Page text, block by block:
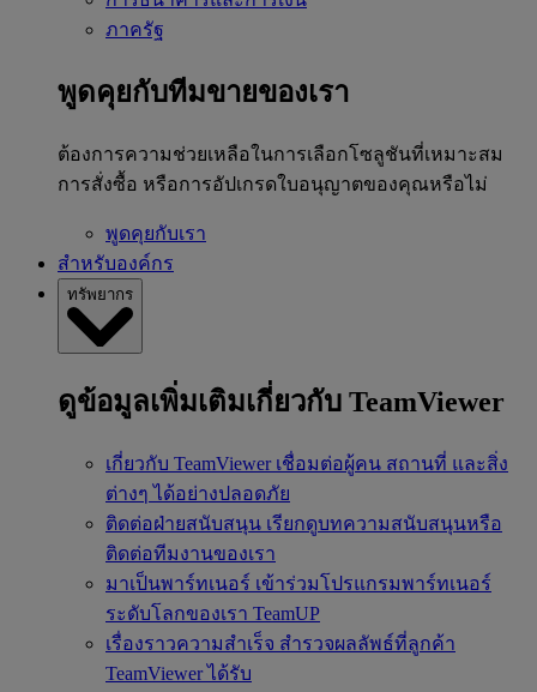
ภาครัฐ
พูดคุยกับทีมขายของเรา
ต้องการความช่วยเหลือในการเลือกโซลูชันที่เหมาะสม
การสั่งซื้อ หรือการอัปเกรดใบอนุญาตของคุณหรือไม่
พูดคุยกับเรา
สำหรับองค์กร
ทรัพยากร
ดูข้อมูลเพิ่มเติมเกี่ยวกับ TeamViewer
เกี่ยวกับ TeamViewer เชื่อมต่อผู้คน สถานที่ และสิ่ง
ต่างๆ ได้อย่างปลอดภัย
ติดต่อฝ่ายสนับสนุน เรียกดูบทความสนับสนุนหรือ
ติดต่อทีมงานของเรา
มาเป็นพาร์ทเนอร์ เข้าร่วมโปรแกรมพาร์ทเนอร์
ระดับโลกของเรา TeamUP
เรื่องราวความสำเร็จ สำรวจผลลัพธ์ที่ลูกค้า
TeamViewer ได้รับ